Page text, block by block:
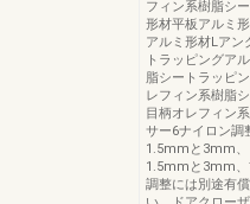
フィン系樹脂シ
形材平板アルミ
アルミ形材Lア
トラッピングア
脂シートラッピ
レフィン系樹脂
目柄オレフィン
サー6ナイロン調
1.5mmと3mm
1.5mmと3mm、
調整には別途有